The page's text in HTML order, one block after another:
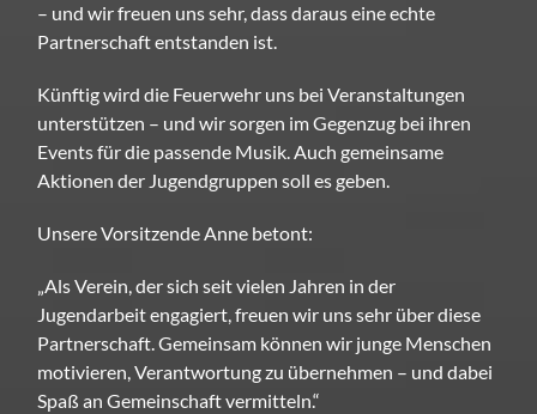
– und wir freuen uns sehr, dass daraus eine echte
Partnerschaft entstanden ist.
Künftig wird die Feuerwehr uns bei Veranstaltungen
unterstützen – und wir sorgen im Gegenzug bei ihren
Events für die passende Musik. Auch gemeinsame
Aktionen der Jugendgruppen soll es geben.
Unsere Vorsitzende Anne betont:
„Als Verein, der sich seit vielen Jahren in der
Jugendarbeit engagiert, freuen wir uns sehr über diese
Partnerschaft. Gemeinsam können wir junge Menschen
motivieren, Verantwortung zu übernehmen – und dabei
Spaß an Gemeinschaft vermitteln.“